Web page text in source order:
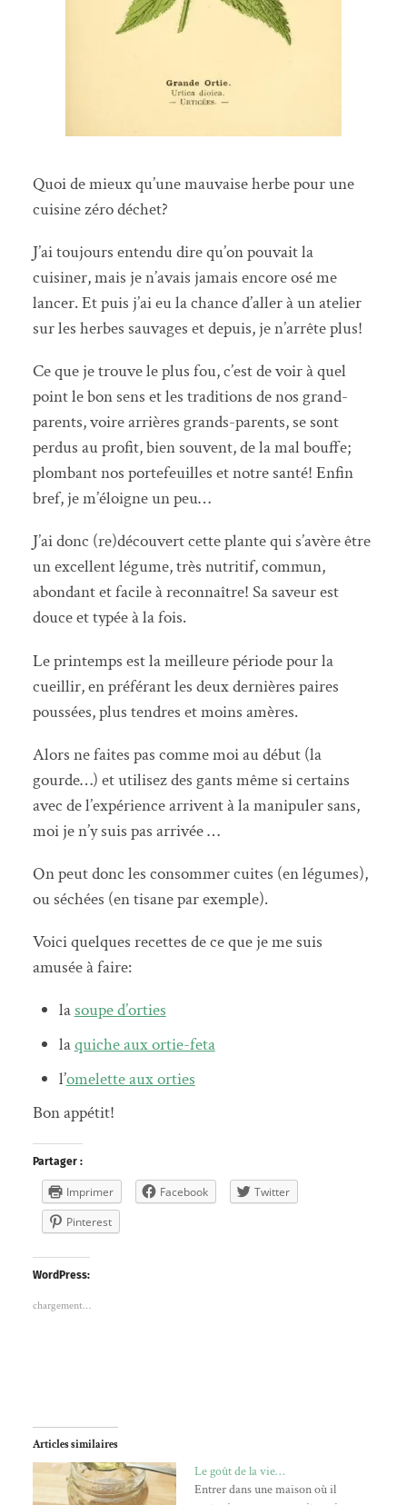
Quoi de mieux qu’une mauvaise herbe pour une
cuisine zéro déchet?
J’ai toujours entendu dire qu’on pouvait la
cuisiner, mais je n’avais jamais encore osé me
lancer. Et puis j’ai eu la chance d’aller à un atelier
sur les herbes sauvages et depuis, je n’arrête plus!
Ce que je trouve le plus fou, c’est de voir à quel
point le bon sens et les traditions de nos grand-
parents, voire arrières grands-parents, se sont
perdus au profit, bien souvent, de la mal bouffe;
plombant nos portefeuilles et notre santé! Enfin
bref, je m’éloigne un peu…
J’ai donc (re)découvert cette plante qui s’avère être
un excellent légume, très nutritif, commun,
abondant et facile à reconnaître! Sa saveur est
douce et typée à la fois.
Le printemps est la meilleure période pour la
cueillir, en préférant les deux dernières paires
poussées, plus tendres et moins amères.
Alors ne faites pas comme moi au début (la
gourde…) et utilisez des gants même si certains
avec de l’expérience arrivent à la manipuler sans,
moi je n’y suis pas arrivée …
On peut donc les consommer cuites (en légumes),
ou séchées (en tisane par exemple).
Voici quelques recettes de ce que je me suis
amusée à faire:
lasoupe d’orties
laquiche aux ortie-feta
l’omelette aux orties
Bon appétit!
Partager :
Imprimer Facebook
Twitter
Pinterest
WordPress:
chargement…
Articles similaires
Le goût de la vie…
Entrer dans une maison où il